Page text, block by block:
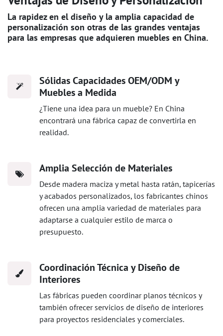
La rapidez en el diseño y la amplia capacidad de
personalización son otras de las grandes ventajas
para las empresas que adquieren muebles en China.
Sólidas Capacidades OEM/ODM y
Muebles a Medida
¿Tiene una idea para un mueble? En China
encontrará una fábrica capaz de convertirla en
realidad.
Amplia Selección de Materiales
Desde madera maciza y metal hasta ratán, tapicerías
y acabados personalizados, los fabricantes chinos
ofrecen una amplia variedad de materiales para
adaptarse a cualquier estilo de marca o
presupuesto.
Coordinación Técnica y Diseño de
Interiores
Las fábricas pueden coordinar planos técnicos y
también ofrecer servicios de diseño de interiores
para proyectos residenciales y comerciales.